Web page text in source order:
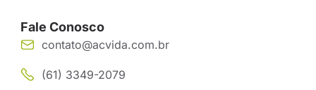
Fale Conosco
contato@acvida.com.br
(61) 3349-2079